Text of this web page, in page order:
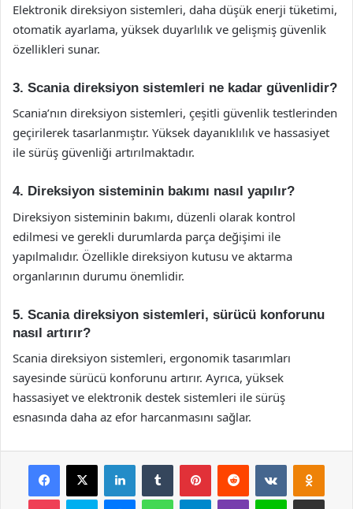
Elektronik direksiyon sistemleri, daha düşük enerji tüketimi,
otomatik ayarlama, yüksek duyarlılık ve gelişmiş güvenlik
özellikleri sunar.
3. Scania direksiyon sistemleri ne kadar güvenlidir?
Scania’nın direksiyon sistemleri, çeşitli güvenlik testlerinden
geçirilerek tasarlanmıştır. Yüksek dayanıklılık ve hassasiyet
ile sürüş güvenliği artırılmaktadır.
4. Direksiyon sisteminin bakımı nasıl yapılır?
Direksiyon sisteminin bakımı, düzenli olarak kontrol
edilmesi ve gerekli durumlarda parça değişimi ile
yapılmalıdır. Özellikle direksiyon kutusu ve aktarma
organlarının durumu önemlidir.
5. Scania direksiyon sistemleri, sürücü konforunu
nasıl artırır?
Scania direksiyon sistemleri, ergonomik tasarımları
sayesinde sürücü konforunu artırır. Ayrıca, yüksek
hassasiyet ve elektronik destek sistemleri ile sürüş
esnasında daha az efor harcanmasını sağlar.
Facebook
X LinkedInTumblr PinterestReddit VKontakte
Pocket Skype MessengerWhatsAppTelegramViber Line E-Posta ile